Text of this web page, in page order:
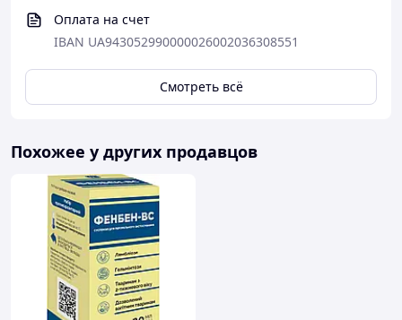
Оплата на счет
IBAN UA943052990000026002036308551
Смотреть всё
Похожее у других продавцов